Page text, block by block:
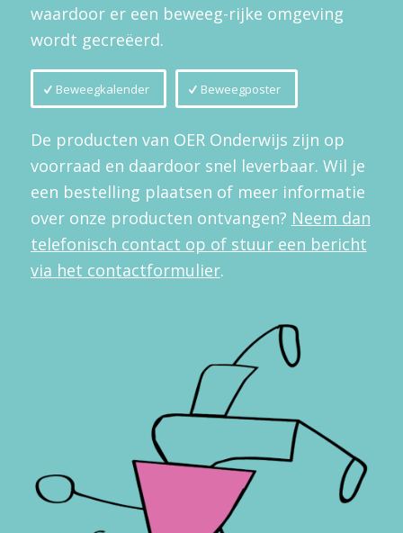
waardoor er een beweeg-rijke omgeving
wordt gecreëerd.
Beweegkalender Beweegposter
De producten van OER Onderwijs zijn op
voorraad en daardoor snel leverbaar. Wil je
een bestelling plaatsen of meer informatie
over onze producten ontvangen? Neem dan
telefonisch contact op of stuur een bericht
via het contactformulier.